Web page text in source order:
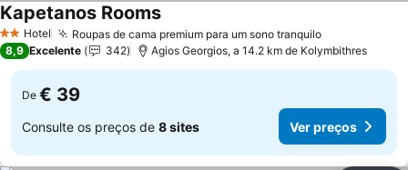
2 Estrelas
Hotel Roupas de cama premium para um sono tranquilo
Kapetanos Rooms
8,9 Excelente 342 Agios Georgios, a 14.2 km de Kolymbithres
De € 39
Consulte os preços de 8 sites Ver preços